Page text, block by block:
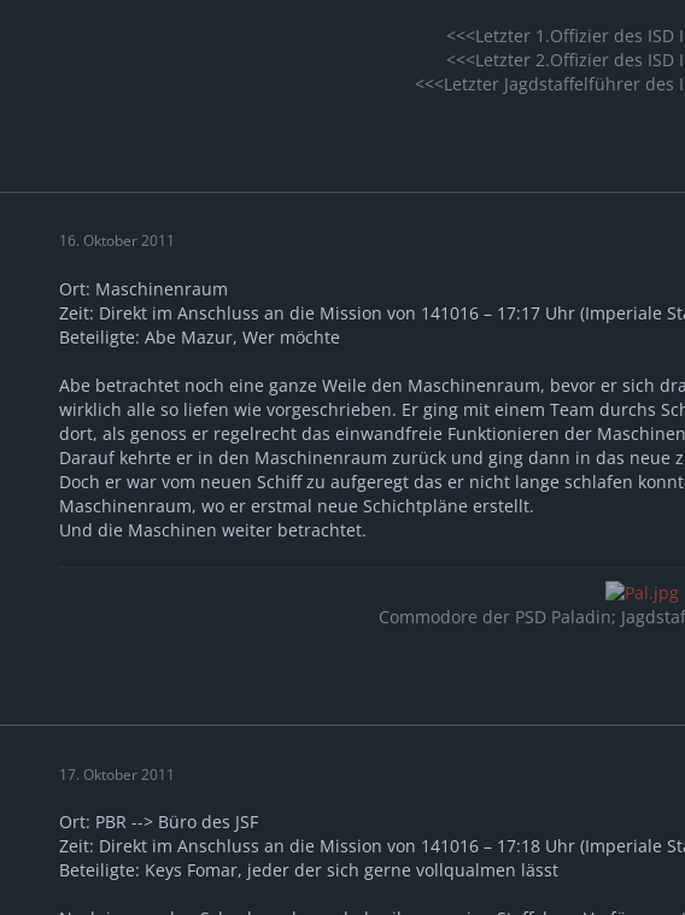
<<<Letzter 1.Offizier des ISD
<<<Letzter 2.Offizier des ISD
<<<Letzter Jagdstaffelführer des
16. Oktober 2011
Ort: Maschinenraum
Zeit: Direkt im Anschluss an die Mission von 141016 – 17:17 Uhr (Imperiale
Beteiligte: Abe Mazur, Wer möchte
Abe betrachtet noch eine ganze Weile den Maschinenraum, bevor er sich
wirklich alle so liefen wie vorgeschrieben. Er ging mit einem Team durchs
dort, als genoss er regelrecht das einwandfreie Funktionieren der
Darauf kehrte er in den Maschinenraum zurück und ging dann in das
Doch er war vom neuen Schiff zu aufgeregt das er nicht lange schlafen
Maschinenraum, wo er erstmal neue Schichtpläne erstellt.
Und die Maschinen weiter betrachtet.
Commodore der PSD Paladin;
17. Oktober 2011
Ort: PBR --> Büro des JSF
Zeit: Direkt im Anschluss an die Mission von 141016 – 17:18 Uhr (Imperiale
Beteiligte: Keys Fomar, jeder der sich gerne vollqualmen lässt